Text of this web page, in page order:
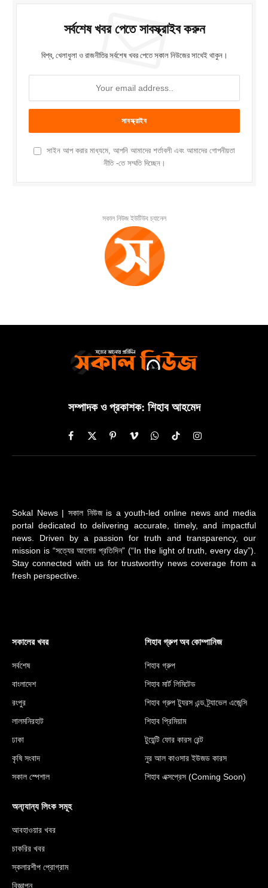
সর্বশেষ খবর পেতে সাবস্ক্রাইব করুন
বিশ্ব, খেলাধুলা ও রাজনীতির সর্বশেষ খবর পেতে সকাল নিউজের সাথেই থাকুন।
সাইন আপ করার মাধ্যমে, আপনি আমাদের শর্তাবলী এবং আমাদের গোপনীয়তা
নীতি -তে সম্মতি দিচ্ছেন।
সকাল নিউজ ইউটিউব চ্যানেল
সম্পাদক ও প্রকাশক: শিহাব আহমেদ
Facebook
X
(Twitter)
PinterestVimeoWhatsAppTikTokInstagram
Sokal News | সকাল নিউজ is a youth-led online news and media
portal dedicated to delivering accurate, timely, and impactful
news. Driven by a passion for truth and transparency, our
mission is “সত্যের আলোয় প্রতিদিন” (“In the light of truth, every day”).
Stay connected with us for trustworthy news coverage from a
fresh perspective.
সকালের খবর
সর্বশেষ
বাংলাদেশ
রংপুর
লালমনিরহাট
ঢাকা
কৃষি সংবাদ
সকাল স্পেশাল
শিহাব গ্রুপ অব কোম্পানিজ
শিহাব গ্রুপ
শিহাব মার্ট লিমিটেড
শিহাব গ্রুপ ট্যুরস এন্ড ট্র্যাভেল এজেন্সি
শিহাব প্রিমিয়াম
টুয়েন্টি ফোর কারস রেন্ট
নুর আল কাওসার ইউজড কারস
শিহাব এক্সপ্রেস (Coming Soon)
অন্য্যান্য লিংক সমূহ
আবহাওয়ার খবর
চাকরির খবর
স্কলারশীপ প্রোগ্রাম
বিজ্ঞাপন